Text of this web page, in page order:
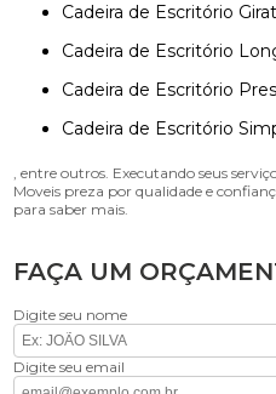
Cadeira de Escritório
Cadeira de Escritório
Cadeira de Escritório
Cadeira de Escritório
, entre outros. Executando seus
Moveis preza por qualidade e
para saber mais.
FAÇA UM
Digite seu nome
Digite seu email